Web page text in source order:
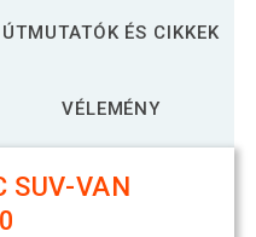
ÚTMUTATÓK ÉS CIKKEK
VÉLEMÉNY
SUV-VAN